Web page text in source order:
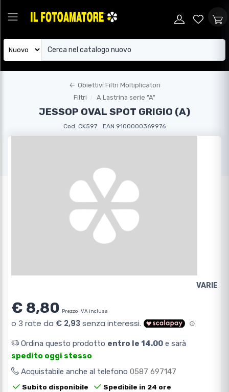
← Obiettivi Filtri Moltiplicatori
Filtri
A Lastrina serie "A"
JESSOP OVAL SPOT GRIGIO (A)
Cod. CK597 EAN 9100000369976
VARIE
€ 8,80 Prezzo IVA inclusa
Ordina questo prodotto entro le 14.00 e sarà
spedito oggi stesso
Acquistabile anche al telefono 0587 697147
Subito disponibile
Spedibile in 24 ore